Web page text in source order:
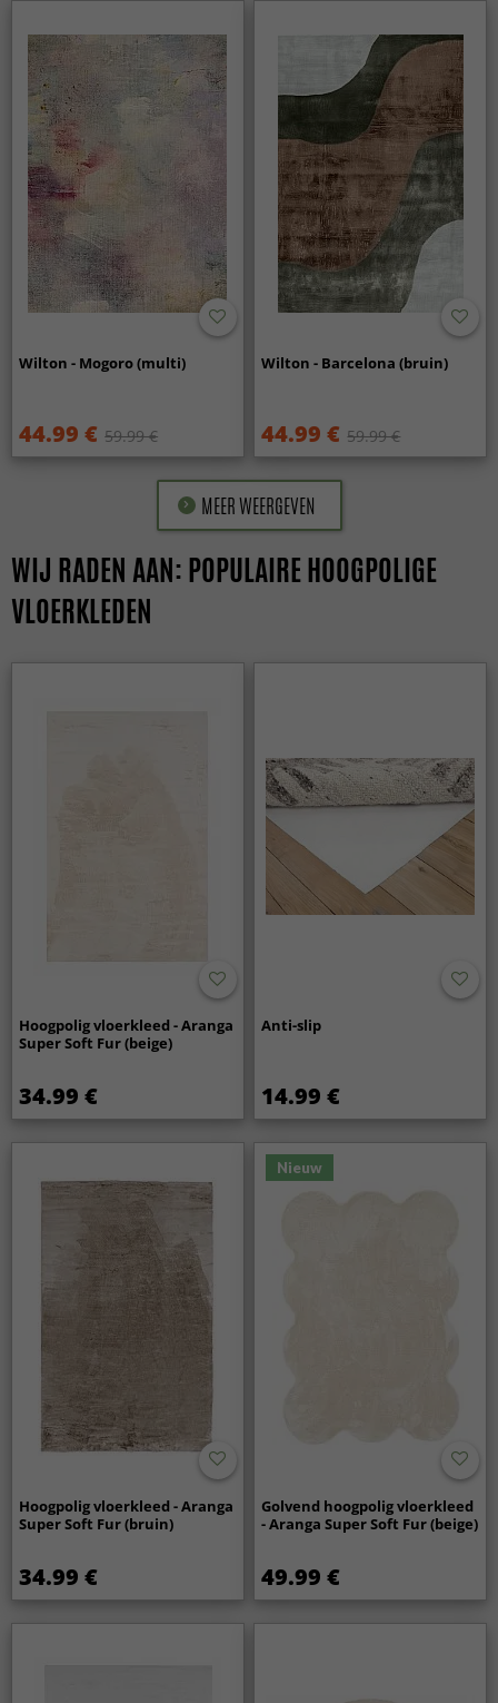
Wilton - Mogoro (multi)
44.99 € 59.99 €
Wilton - Barcelona (bruin)
44.99 € 59.99 €
MEER WEERGEVEN
WIJ RADEN AAN: POPULAIRE HOOGPOLIGE
VLOERKLEDEN
Hoogpolig vloerkleed - Aranga
Super Soft Fur (beige)
34.99 €
Anti-slip
14.99 €
Hoogpolig vloerkleed - Aranga
Super Soft Fur (bruin)
34.99 €
Nieuw
Golvend hoogpolig vloerkleed
- Aranga Super Soft Fur (beige)
49.99 €